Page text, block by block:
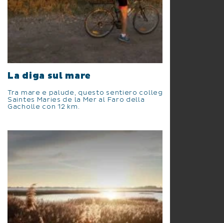
La diga sul mare
Tra mare e palude, questo sentiero collega
Saintes Maries de la Mer al Faro della
Gacholle con 12 km.